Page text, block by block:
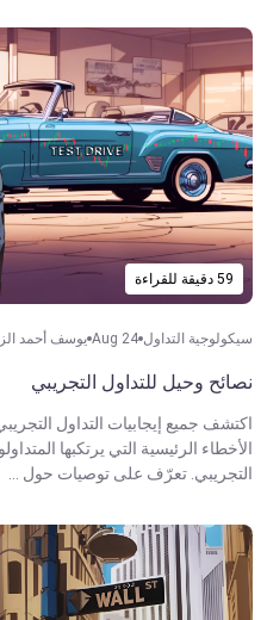
59 دقيقة للقراءة
سيكولوجية التداول Aug 24 يوسف أحمد
نصائح وحيل للتداول التجريبي
اكتشف جميع إيجابيات التداول
الأخطاء الرئيسية التي يرتكبها
التجريبي. تعرّف على توصيات حول ...